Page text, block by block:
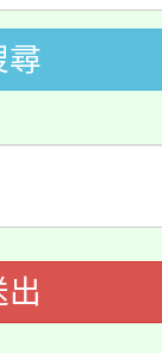
析基
中心
社會
加。
辦理
音徵選
海報
學生
特色
」
表揚
獎」臺
教育
尋
出